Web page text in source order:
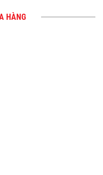
HÀNG